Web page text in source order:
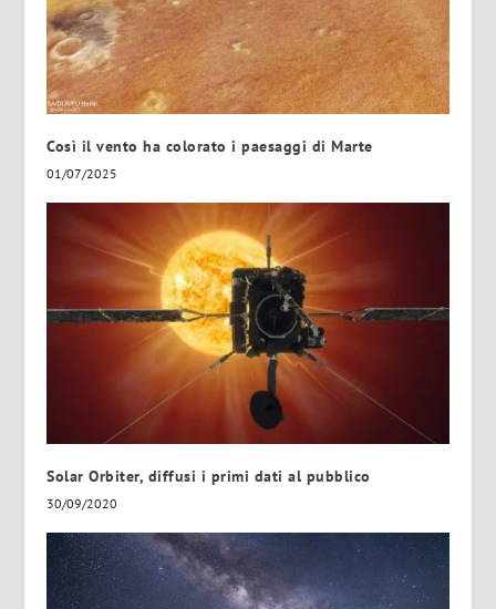
Così il vento ha colorato i paesaggi di Marte
01/07/2025
Solar Orbiter, diffusi i primi dati al pubblico
30/09/2020